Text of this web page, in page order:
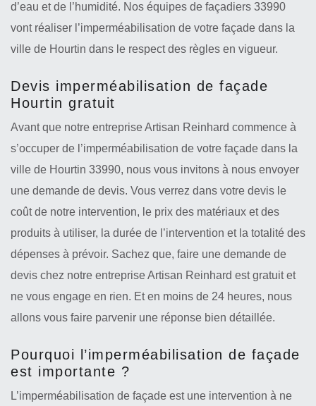
d’eau et de l’humidité. Nos équipes de façadiers 33990
vont réaliser l’imperméabilisation de votre façade dans la
ville de Hourtin dans le respect des règles en vigueur.
Devis imperméabilisation de façade
Hourtin gratuit
Avant que notre entreprise Artisan Reinhard commence à
s’occuper de l’imperméabilisation de votre façade dans la
ville de Hourtin 33990, nous vous invitons à nous envoyer
une demande de devis. Vous verrez dans votre devis le
coût de notre intervention, le prix des matériaux et des
produits à utiliser, la durée de l’intervention et la totalité des
dépenses à prévoir. Sachez que, faire une demande de
devis chez notre entreprise Artisan Reinhard est gratuit et
ne vous engage en rien. Et en moins de 24 heures, nous
allons vous faire parvenir une réponse bien détaillée.
Pourquoi l’imperméabilisation de façade
est importante ?
L’imperméabilisation de façade est une intervention à ne